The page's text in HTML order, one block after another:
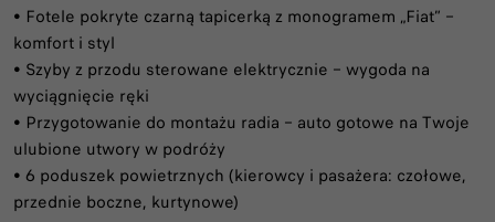
• Fotele pokryte czarną tapicerką z monogramem „Fiat” –
komfort i styl
• Szyby z przodu sterowane elektrycznie – wygoda na
wyciągnięcie ręki
• Przygotowanie do montażu radia – auto gotowe na Twoje
ulubione utwory w podróży
• 6 poduszek powietrznych (kierowcy i pasażera: czołowe,
przednie boczne, kurtynowe)